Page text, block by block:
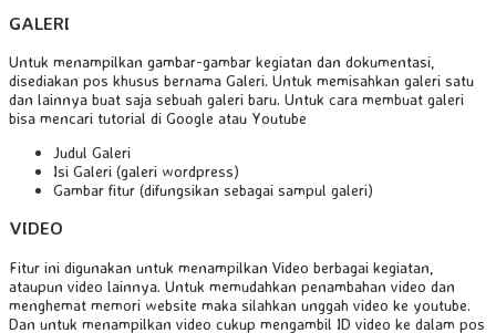
GALERI
Untuk menampilkan gambar-gambar kegiatan dan dokumentasi,
disediakan pos khusus bernama Galeri. Untuk memisahkan galeri satu
dan lainnya buat saja sebuah galeri baru. Untuk cara membuat galeri
bisa mencari tutorial di Google atau Youtube
Judul Galeri
Isi Galeri (galeri wordpress)
Gambar fitur (difungsikan sebagai sampul galeri)
VIDEO
Fitur ini digunakan untuk menampilkan Video berbagai kegiatan,
ataupun video lainnya. Untuk memudahkan penambahan video dan
menghemat memori website maka silahkan unggah video ke youtube.
Dan untuk menampilkan video cukup mengambil ID video ke dalam pos